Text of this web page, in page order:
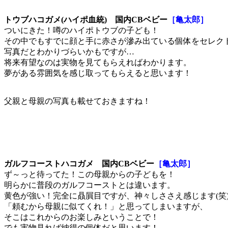
トウブハコガメ(ハイポ血統) 国内CBベビー ［亀太郎］
ついにきた！噂のハイポトウブの子ども！
その中でもすでに顔と手に赤さが滲み出ている個体をセレク
写真だとわかりづらいかもですが…
将来有望なのは実物を見てもらえればわかります。
夢がある雰囲気を感じ取ってもらえると思います！
父親と母親の写真も載せておきますね！
ガルフコーストハコガメ 国内CBベビー ［亀太郎］
ず～っと待ってた！この母親からの子どもを！
明らかに普段のガルフコーストとは違います。
黄色が強い！完全に贔屓目ですが、神々しささえ感じます(笑
「頼むから母親に似てくれ！」と思ってしまいますが、
そこはこれからのお楽しみということで！